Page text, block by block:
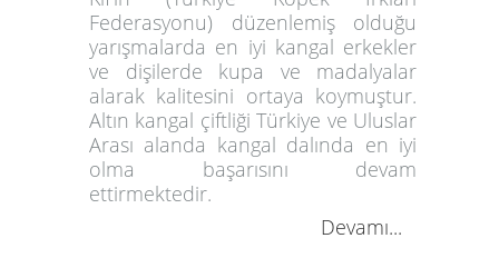
Federasyonu) düzenlemiş olduğu
yarışmalarda en iyi kangal erkekler
ve dişilerde kupa ve madalyalar
alarak kalitesini ortaya koymuştur.
Altın kangal çiftliği Türkiye ve Uluslar
Arası alanda kangal dalında en iyi
olma başarısını devam
ettirmektedir.
Devamı...